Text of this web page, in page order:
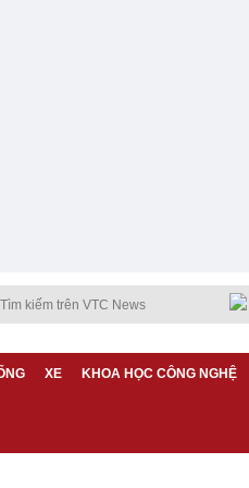
XE KHOA HỌC CÔNG NGHỆ